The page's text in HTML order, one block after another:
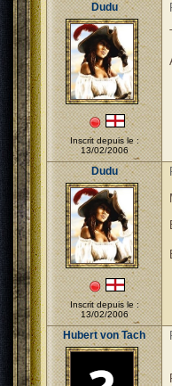
Dudu
Inscrit depuis le :
13/02/2006
Dudu
Inscrit depuis le :
13/02/2006
Hubert von Tach